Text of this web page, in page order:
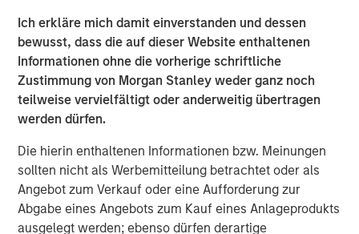
Ich erkläre mich damit einverstanden und dessen
bewusst, dass die auf dieser Website enthaltenen
Informationen ohne die vorherige schriftliche
Zustimmung von Morgan Stanley weder ganz noch
teilweise vervielfältigt oder anderweitig übertragen
werden dürfen.
Die hierin enthaltenen Informationen bzw. Meinungen
sollten nicht als Werbemitteilung betrachtet oder als
Angebot zum Verkauf oder eine Aufforderung zur
Abgabe eines Angebots zum Kauf eines Anlageprodukts
ausgelegt werden; ebenso dürfen derartige
recently served as President of Midstream Operations at
Energy Transfer Partners, L.P. Mr. Cargile said, “We are
excited about our strategic partnership with Morgan
Stanley Energy Partners. Their global network and
sterling reputation and their history of success in the
energy business will help us accelerate our growth plans
gas basins in the United States. We look forward to
supporting our current and future customers with
additional midstream infrastructure and world-class
service.”